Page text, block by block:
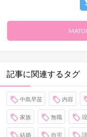
記事に関連するタグ
中島早苗 内容
家族 無職
結婚 自宅